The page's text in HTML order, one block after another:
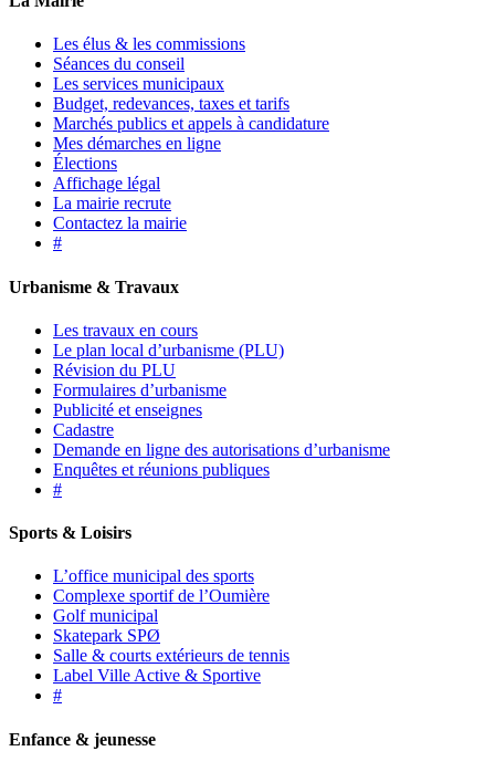
Les élus & les commissions
Séances du conseil
Les services municipaux
Budget, redevances, taxes et tarifs
Marchés publics et appels à candidature
Mes démarches en ligne
Élections
Affichage légal
La mairie recrute
Contactez la mairie
#
Urbanisme & Travaux
Les travaux en cours
Le plan local d’urbanisme (PLU)
Révision du PLU
Formulaires d’urbanisme
Publicité et enseignes
Cadastre
Demande en ligne des autorisations d’urbanisme
Enquêtes et réunions publiques
#
Sports & Loisirs
L’office municipal des sports
Complexe sportif de l’Oumière
Golf municipal
Skatepark SPØ
Salle & courts extérieurs de tennis
Label Ville Active & Sportive
#
Enfance & jeunesse